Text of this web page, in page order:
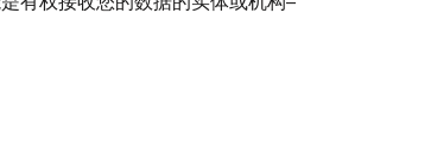
有权接收您的数据的实体或机构–